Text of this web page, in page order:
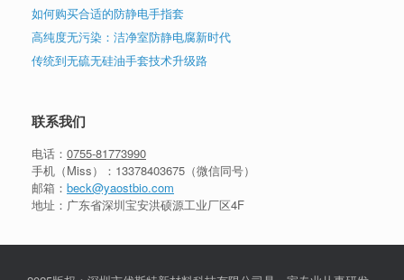
如何购买合适的防静电手指套
高纯度无污染：洁净室防静电腐新时代
传统到无硫无硅油手套技术升级路
联系我们
电话： 0755-81773990
手机（Miss）： 13378403675 （微信同号）
邮箱： beck@yaostbio.com
地址：广东省深圳宝安洪硕源工业厂区4F